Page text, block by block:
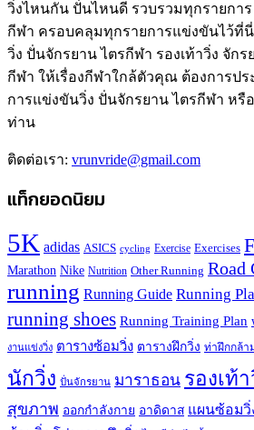
วิ่งไหนกัน ปั่นไหนดี รวบรวมทุกรายการ
กีฬา ครอบคลุมทุกรายการแข่งขันไว้ที่
วิ่ง ปั่นจักรยาน ไตรกีฬา รองเท้าวิ่ง จัก
กีฬา ให้เรื่องกีฬาใกล้ตัวคุณ ต้องการป
การแข่งขันวิ่ง ปั่นจักรยาน ไตรกีฬา ห
ท่าน
ติดต่อเรา: vrunvride@gmail.com
แท็กยอดนิยม
5K adidas ASICS cycling Exercise Exercises
Marathon Nike Nutrition Other Running Road
running Running Guide Running
running shoes Running Training Plan
งานแข่งวิ่ง ตารางซ้อมวิ่ง ตารางฝึกวิ่ง ท่าฝึกกล้า
นักวิ่ง ปั่นจักรยาน มาราธอน รองเท้า
สุขภาพ ออกกำลังกาย อาดิดาส แผนซ้อมวิ่